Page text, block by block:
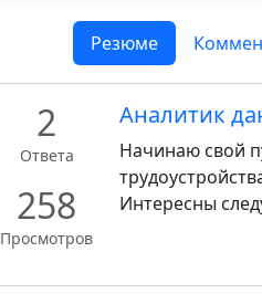
Резюме
2
Ответа
258
Просмотров
Аналитик
Начинаю свой
Интересны